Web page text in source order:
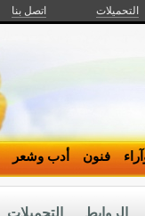
التحميلات اتصل بنا
فنون أدب وشعر
التحميلات الروابط